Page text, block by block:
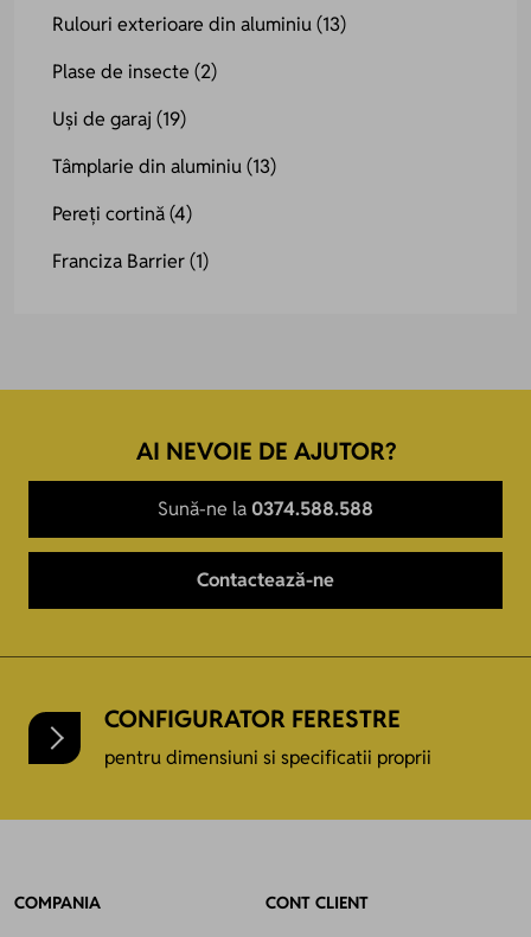
Rulouri exterioare din aluminiu(13)
Plase de insecte (2)
Uși de garaj(19)
Tâmplarie din aluminiu(13)
Pereți cortină(4)
Franciza Barrier(1)
AI NEVOIE DE AJUTOR?
Sună-ne la 0374.588.588
Contactează-ne
CONFIGURATOR FERESTRE
pentru dimensiuni si specificatii proprii
COMPANIA CONT CLIENT